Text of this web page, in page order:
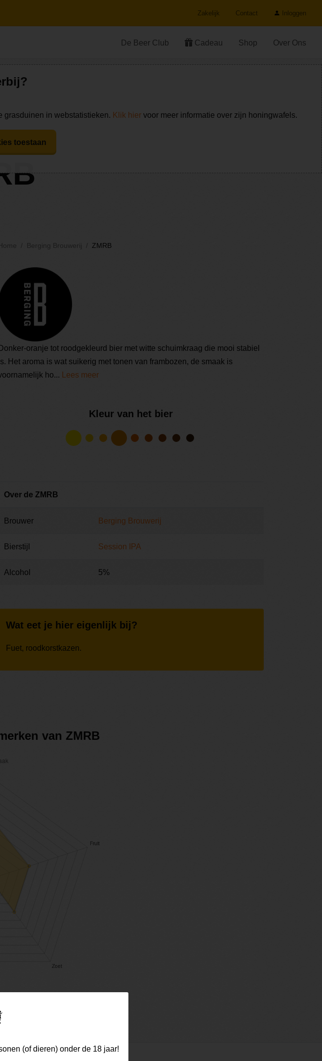
Zakelijk Contact Inloggen
De Beer Club Cadeau Shop Over Ons
Berging Brouwerij ZMRB
Donker-oranje tot roodgekleurd bier met witte schuimkraag die mooi stabiel
Het aroma is wat suikerig met tonen van frambozen, de smaak is
ho... Lees meer
Kleur van het bier
Over de ZMRB
Brouwer Berging Brouwerij
Bierstijl Session IPA
Alcohol 5%
Wat eet je hier eigenlijk bij?
Fuet, roodkorstkazen.
van ZMRB
(of dieren) onder de 18 jaar!
grasduinen in webstatistieken. Klik hier voor meer informatie over zijn honingwafels.
toestaan